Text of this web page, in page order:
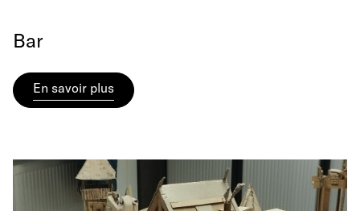
Bar
En savoir plus